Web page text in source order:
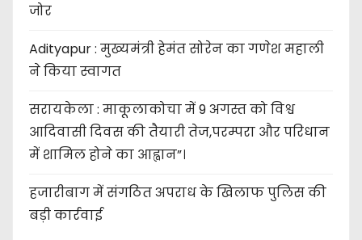
जोर
Adityapur : मुख्यमंत्री हेमंत सोरेन का गणेश महाली
ने किया स्वागत
सरायकेला : माकूलाकोचा में 9 अगस्त को विश्व
आदिवासी दिवस की तैयारी तेज,परम्परा और परिधान
में शामिल होने का आह्वान”।
हजारीबाग में संगठित अपराध के खिलाफ पुलिस की
बड़ी कार्रवाई